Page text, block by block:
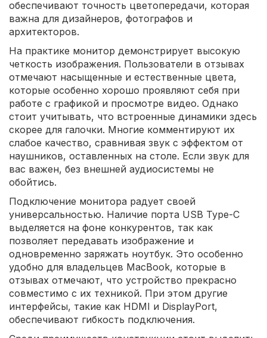
обеспечивают точность цветопередачи, которая
важна для дизайнеров, фотографов и
архитекторов.
На практике монитор демонстрирует высокую
четкость изображения. Пользователи в отзывах
отмечают насыщенные и естественные цвета,
которые особенно хорошо проявляют себя при
работе с графикой и просмотре видео. Однако
стоит учитывать, что встроенные динамики здесь
скорее для галочки. Многие комментируют их
слабое качество, сравнивая звук с эффектом от
наушников, оставленных на столе. Если звук для
вас важен, без внешней аудиосистемы не
обойтись.
Подключение монитора радует своей
универсальностью. Наличие порта USB Type-C
выделяется на фоне конкурентов, так как
позволяет передавать изображение и
одновременно заряжать ноутбук. Это особенно
удобно для владельцев MacBook, которые в
отзывах отмечают, что устройство прекрасно
совместимо с их техникой. При этом другие
интерфейсы, такие как HDMI и DisplayPort,
обеспечивают гибкость подключения.